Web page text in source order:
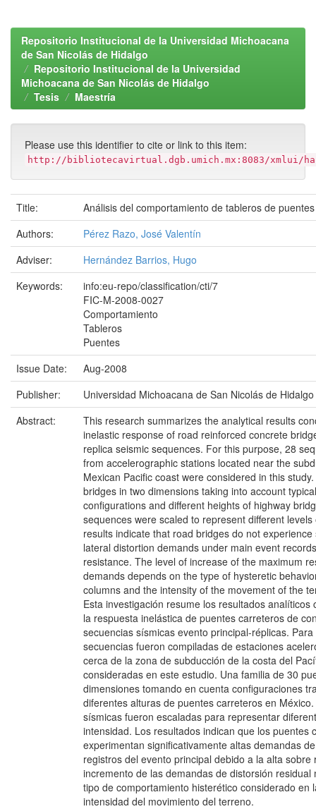
Repositorio Institucional de la Universidad Michoacana
de San Nicolás de Hidalgo
Repositorio Institucional de la Universidad
Michoacana de San Nicolás de Hidalgo
Tesis
Maestría
Please use this identifier to cite or link to this item:
http://bibliotecavirtual.dgb.umich.mx:8083/xmlui/
Title:
Análisis del comportamiento de tableros de
Authors:
Pérez Razo, José Valentín
Adviser:
Hernández Barrios, Hugo
Keywords:
info:eu-repo/classification/cti/7
FIC-M-2008-0027
Comportamiento
Tableros
Puentes
Issue Date:
Aug-2008
Publisher:
Universidad Michoacana de San Nicolás de Hidalgo
Abstract:
This research summarizes the analytical results
inelastic response of road reinforced concrete
replica seismic sequences. For this purpose, 28
from accelerographic stations located near the
Mexican Pacific coast were considered in this
bridges in two dimensions taking into account
configurations and different heights of highway
sequences were scaled to represent different
results indicate that road bridges do not
lateral distortion demands under main event
resistance. The level of increase of the maximum
demands depends on the type of hysteretic
columns and the intensity of the movement of the
Esta investigación resume los resultados analíticos
la respuesta inelástica de puentes carreteros de
secuencias sísmicas evento principal-réplicas.
secuencias fueron compiladas de estaciones
cerca de la zona de subducción de la costa del
consideradas en este estudio. Una familia de 30
dimensiones tomando en cuenta configuraciones
diferentes alturas de puentes carreteros en
sísmicas fueron escaladas para representar
intensidad. Los resultados indican que los puentes
experimentan significativamente altas demandas
registros del evento principal debido a la alta sobre
incremento de las demandas de distorsión residual
tipo de comportamiento histerético considerado en
intensidad del movimiento del terreno.